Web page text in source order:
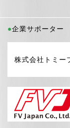
企業サポーター
株式会社トミー